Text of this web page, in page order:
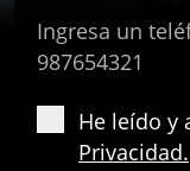
Ingresa un
987654321
He leído y
Privacidad.